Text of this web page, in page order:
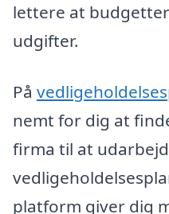
lettere at
udgifter.
På
nemt for dig at
firma til at
platform giver dig